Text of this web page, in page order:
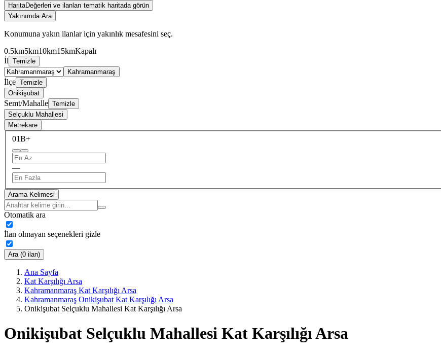
HaritaDeğerleri ve ilanları tematik haritada görün
Yakınımda Ara
Konumuna yakın ilanlar için yakınlık mesafesini seç.
0.5km5km10km15kmKapalı
İl Temizle
Kahramanmaraş
İlçe Temizle
Onikişubat
Semt/Mahalle Temizle
Selçuklu Mahallesi
Metrekare
01B+
—
Arama Kelimesi
Otomatik ara
İlan olmayan seçenekleri gizle
Ara (0 ilan)
Ana Sayfa
Kat Karşılığı Arsa
Kahramanmaraş Kat Karşılığı Arsa
Kahramanmaraş Onikişubat Kat Karşılığı Arsa
Onikişubat Selçuklu Mahallesi Kat Karşılığı Arsa
Onikişubat Selçuklu Mahallesi Kat Karşılığı Arsa